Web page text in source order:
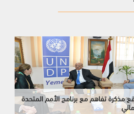
مذكرة تفاهم مع برنامج الأمم المتحدة